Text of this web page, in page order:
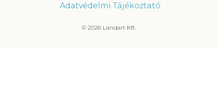
Adatvédelmi Tájékoztató
© 2026 Landart Kft.